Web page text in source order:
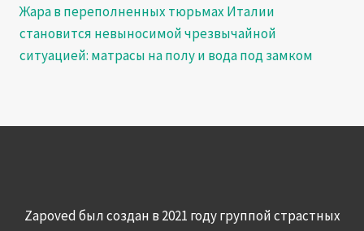
Жара в переполненных тюрьмах Италии
становится невыносимой чрезвычайной
ситуацией: матрасы на полу и вода под замком
Zapoved был создан в 2021 году группой страстных